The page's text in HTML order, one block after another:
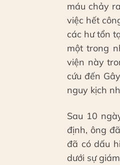
máu chảy
việc hết
các hư tổn
một trong
viện này
cứu đến
nguy kịch
Sau 10
định, ông
đã có dấu
dưới sự